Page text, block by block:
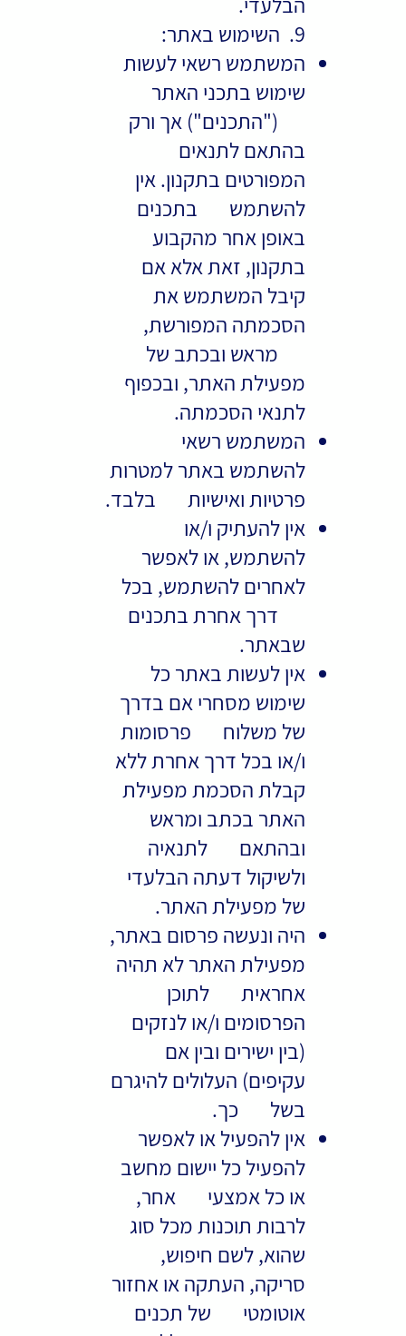
9. השימוש באתר:
המשתמש רשאי לעשות
שימוש בתכני האתר
("התכנים") אך ורק
בהתאם לתנאים
המפורטים בתקנון. אין
להשתמש בתכנים
באופן אחר מהקבוע
בתקנון, זאת אלא אם
קיבל המשתמש את
הסכמתה המפורשת,
מראש ובכתב של
מפעילת האתר, ובכפוף
לתנאי הסכמתה.
המשתמש רשאי
להשתמש באתר למטרות
פרטיות ואישיות בלבד.
אין להעתיק ו/או
להשתמש, או לאפשר
לאחרים להשתמש, בכל
דרך אחרת בתכנים
שבאתר.
אין לעשות באתר כל
שימוש מסחרי אם בדרך
של משלוח פרסומות
ו/או בכל דרך אחרת ללא
קבלת הסכמת מפעילת
האתר בכתב ומראש
ובהתאם לתנאיה
ולשיקול דעתה הבלעדי
של מפעילת האתר.
היה ונעשה פרסום באתר,
מפעילת האתר לא תהיה
אחראית לתוכן
הפרסומים ו/או לנזקים
(בין ישירים ובין אם
עקיפים) העלולים להיגרם
בשל כך.
אין להפעיל או לאפשר
להפעיל כל יישום מחשב
או כל אמצעי אחר,
לרבות תוכנות מכל סוג
שהוא, לשם חיפוש,
סריקה, העתקה או אחזור
אוטומטי של תכנים